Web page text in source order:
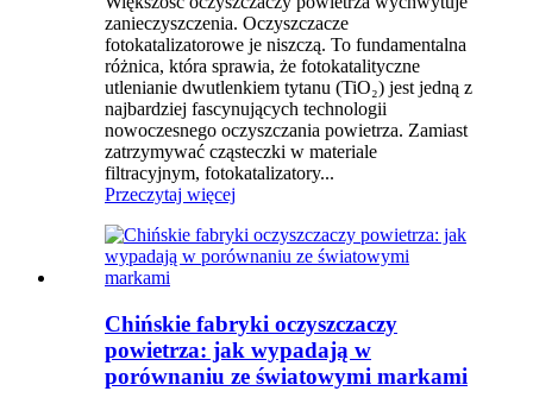
zanieczyszczenia. Oczyszczacze
fotokatalizatorowe je niszczą. To fundamentalna
różnica, która sprawia, że ​​fotokatalityczne
utlenianie dwutlenkiem tytanu (TiO₂) jest jedną z
najbardziej fascynujących technologii
nowoczesnego oczyszczania powietrza. Zamiast
zatrzymywać cząsteczki w materiale
filtracyjnym, fotokatalizatory...
Przeczytaj więcej
Chińskie fabryki oczyszczaczy
powietrza: jak wypadają w
porównaniu ze światowymi markami